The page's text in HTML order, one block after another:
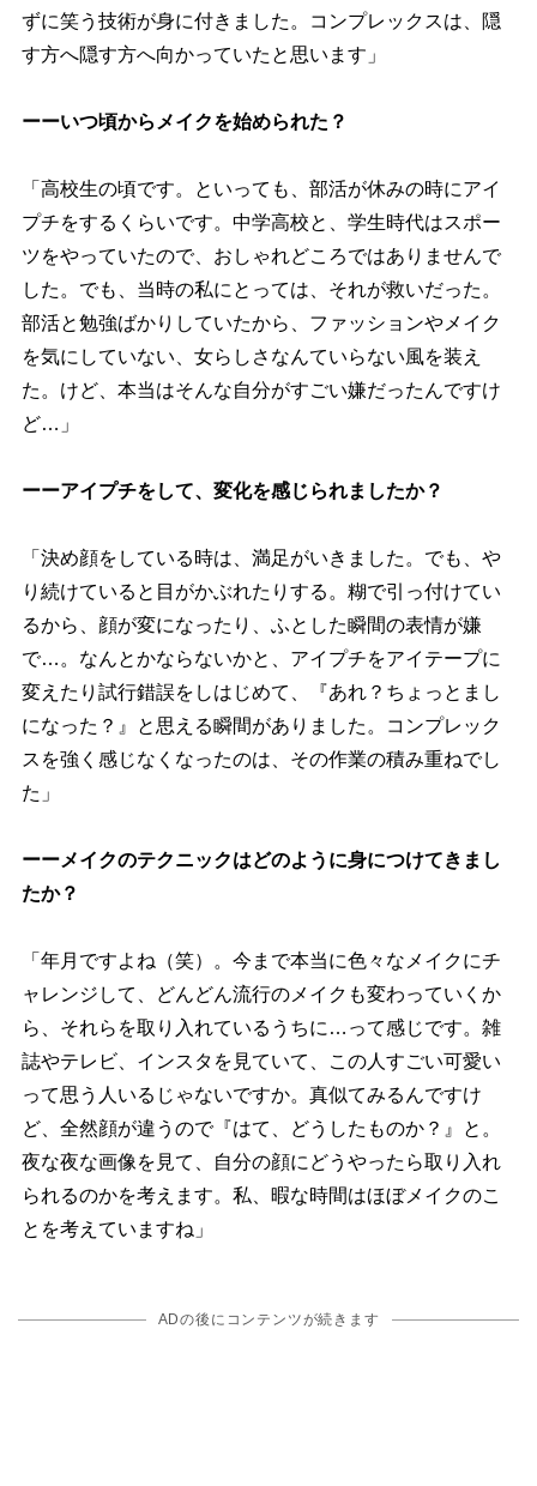
ずに笑う技術が身に付きました。コンプレックスは、隠
す方へ隠す方へ向かっていたと思います」
ーーいつ頃からメイクを始められた？
「高校生の頃です。といっても、部活が休みの時にアイ
プチをするくらいです。中学高校と、学生時代はスポー
ツをやっていたので、おしゃれどころではありませんで
した。でも、当時の私にとっては、それが救いだった。
部活と勉強ばかりしていたから、ファッションやメイク
を気にしていない、女らしさなんていらない風を装え
た。けど、本当はそんな自分がすごい嫌だったんですけ
ど…」
ーーアイプチをして、変化を感じられましたか？
「決め顔をしている時は、満足がいきました。でも、
り続けていると目がかぶれたりする。糊で引っ付けてい
るから、顔が変になったり、ふとした瞬間の表情が嫌
で…。なんとかならないかと、アイプチをアイテープに
変えたり試行錯誤をしはじめて、『あれ？ちょっとまし
になった？』と思える瞬間がありました。コンプレック
スを強く感じなくなったのは、その作業の積み重ねでし
た」
ーーメイクのテクニックはどのように身につけてきまし
たか？
「年月ですよね（笑）。今まで本当に色々なメイクにチ
ャレンジして、どんどん流行のメイクも変わっていくか
ら、それらを取り入れているうちに…って感じです。雑
誌やテレビ、インスタを見ていて、この人すごい可愛い
って思う人いるじゃないですか。真似てみるんですけ
ど、全然顔が違うので『はて、どうしたものか？』と。
夜な夜な画像を見て、自分の顔にどうやったら取り入れ
られるのかを考えます。私、暇な時間はほぼメイクのこ
とを考えていますね」
ADの後にコンテンツが続きます